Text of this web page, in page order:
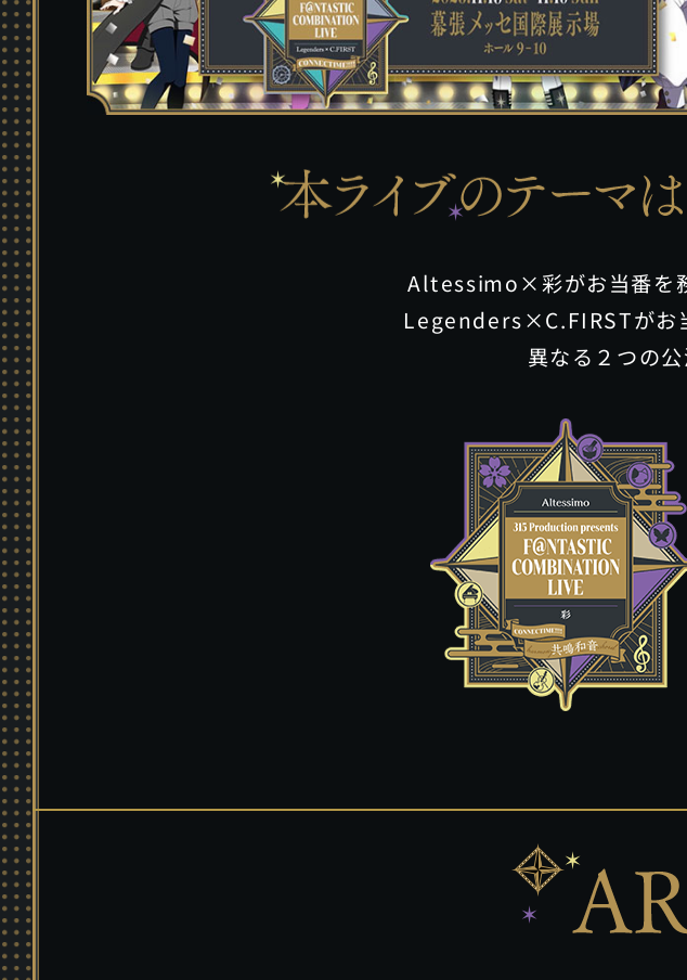
Altessimo×彩がお当番を
Legenders×C.FIRSTがお
異なる２つの